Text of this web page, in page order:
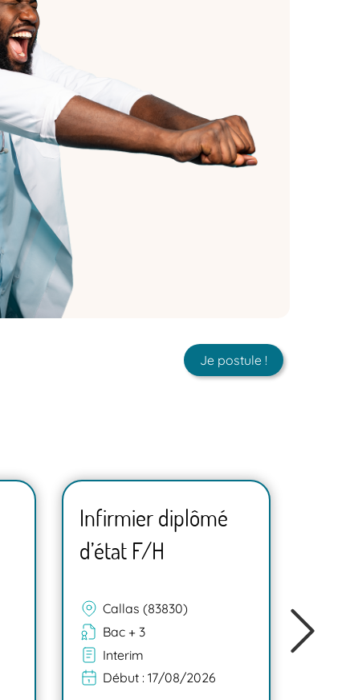
Je postule !
Infirmier diplômé
d’état F/H
Callas (83830)
Bac + 3
Interim
Début : 17/08/2026